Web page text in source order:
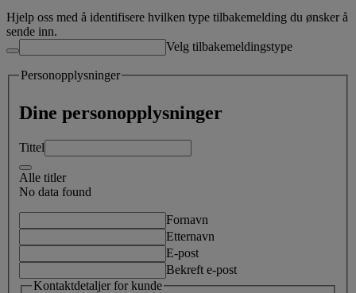
Hjelp oss med å identifisere hvilken type tilbakemelding du ønsker å
sende inn.
Velg tilbakemeldingstype
Personopplysninger
Dine personopplysninger
Tittel
Alle titler
No data found
Fornavn
Etternavn
E-post
Bekreft e-post
Kontaktdetaljer for kunde